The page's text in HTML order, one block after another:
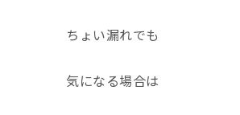
ちょい漏れでも
気になる場合は